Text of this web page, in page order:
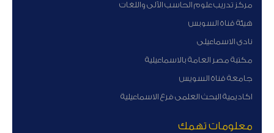
مركز تدريب علوم الحاسب الآلى واللغات
هيئة قناة السوبس
نادى الاسماعيلى
مكتبة مصر العامة بالاسماعيلية
جامعة قناة السويس
اكاديمية البحث العلمى فرع الاسماعيلية
معلومات تهمك